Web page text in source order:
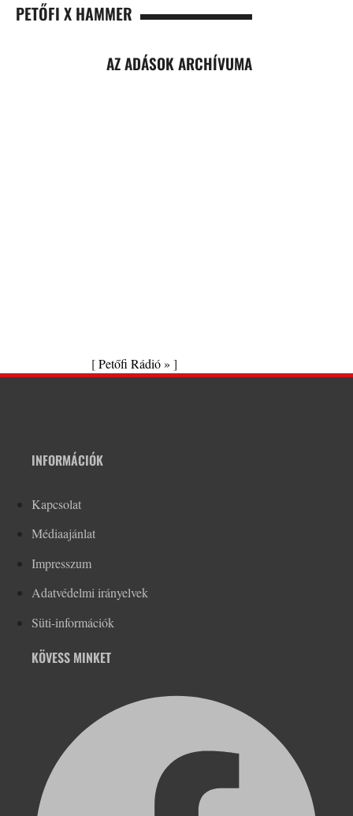
PETŐFI X HAMMER
AZ ADÁSOK ARCHÍVUMA
[Petőfi Rádió » ]
INFORMÁCIÓK
Kapcsolat
Médiaajánlat
Impresszum
Adatvédelmi irányelvek
Süti-információk
KÖVESS MINKET